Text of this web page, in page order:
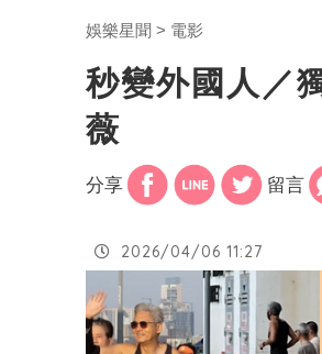
娛樂星聞 電影
秒變外國人／
薇
分享 留言
2026/04/06 11:27